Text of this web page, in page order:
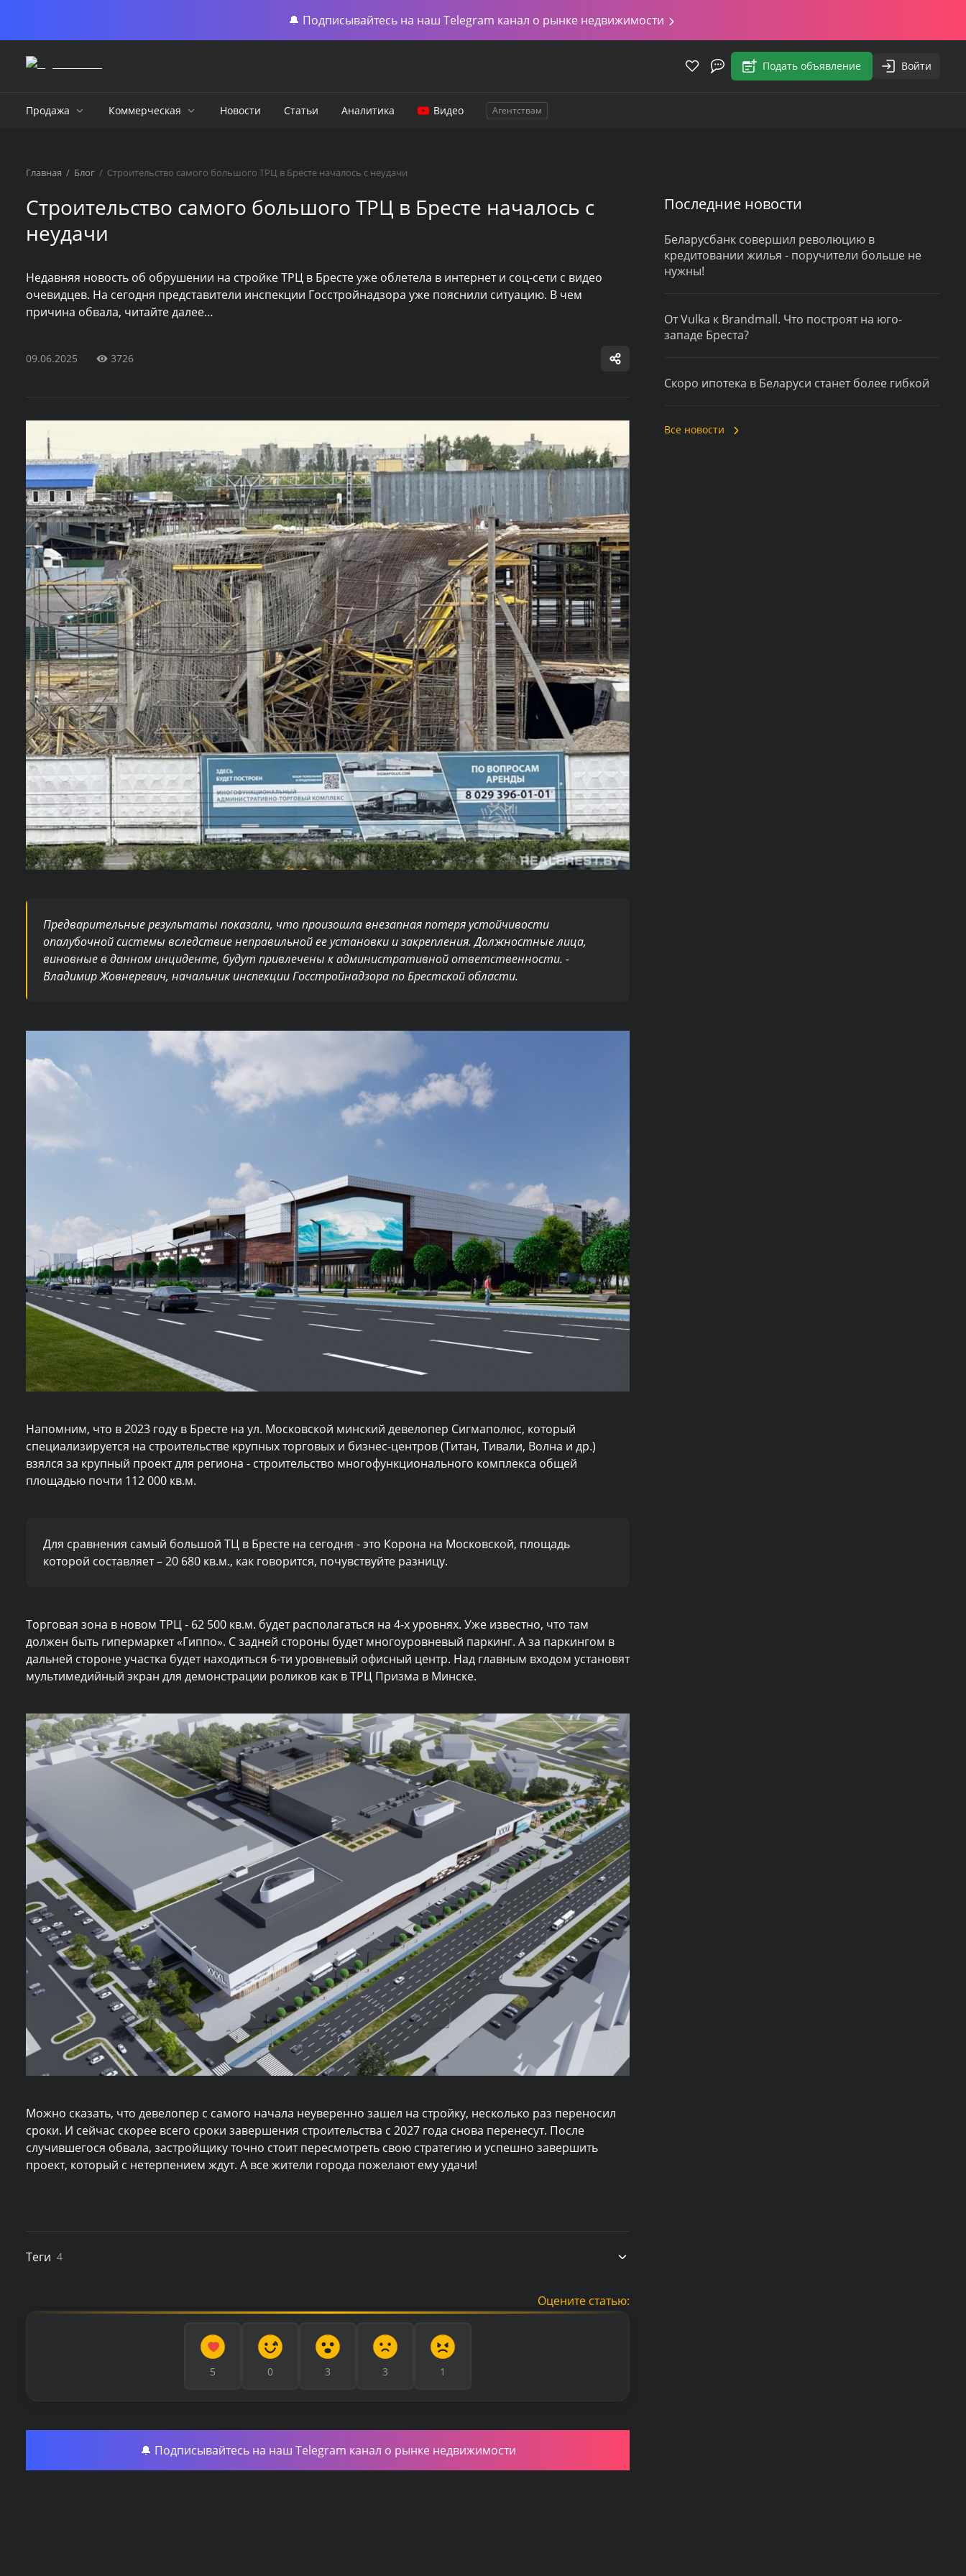
🔔 Подписывайтесь на наш Telegram канал о рынке недвижимости
Подать объявление Войти
Продажа Коммерческая Новости Статьи Аналитика Видео Агентствам
Главная / Блог / Строительство самого большого ТРЦ в Бресте началось с неудачи
Строительство самого большого ТРЦ в Бресте началось с
неудачи
Недавняя новость об обрушении на стройке ТРЦ в Бресте уже облетела в интернет и соц-сети с видео
очевидцев. На сегодня представители инспекции Госстройнадзора уже пояснили ситуацию. В чем
причина обвала, читайте далее…
09.06.2025 3726
Предварительные результаты показали, что произошла внезапная потеря устойчивости
опалубочной системы вследствие неправильной ее установки и закрепления. Должностные лица,
виновные в данном инциденте, будут привлечены к административной ответственности. -
Владимир Жовнеревич, начальник инспекции Госстройнадзора по Брестской области.
Напомним, что в 2023 году в Бресте на ул. Московской минский девелопер Сигмаполюс, который
специализируется на строительстве крупных торговых и бизнес-центров (Титан, Тивали, Волна и др.)
взялся за крупный проект для региона - строительство многофункционального комплекса общей
площадью почти 112 000 кв.м.
Для сравнения самый большой ТЦ в Бресте на сегодня - это Корона на Московской, площадь
которой составляет – 20 680 кв.м., как говорится, почувствуйте разницу.
Торговая зона в новом ТРЦ - 62 500 кв.м. будет располагаться на 4-х уровнях. Уже известно, что там
должен быть гипермаркет «Гиппо». С задней стороны будет многоуровневый паркинг. А за паркингом в
дальней стороне участка будет находиться 6-ти уровневый офисный центр. Над главным входом установят
мультимедийный экран для демонстрации роликов как в ТРЦ Призма в Минске.
Можно сказать, что девелопер с самого начала неуверенно зашел на стройку, несколько раз переносил
сроки. И сейчас скорее всего сроки завершения строительства с 2027 года снова перенесут. После
случившегося обвала, застройщику точно стоит пересмотреть свою стратегию и успешно завершить
проект, который с нетерпением ждут. А все жители города пожелают ему удачи!
Теги 4
Оцените статью:
5 0 3 3 1
🔔 Подписывайтесь на наш Telegram канал о рынке недвижимости
Последние новости
Беларусбанк совершил революцию в
кредитовании жилья - поручители больше не
нужны!
От Vulka к Brandmall. Что построят на юго-
западе Бреста?
Скоро ипотека в Беларуси станет более гибкой
Все новости